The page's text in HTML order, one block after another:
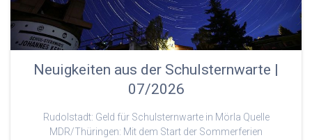
Neuigkeiten aus der Schulsternwarte |
07/2026
Rudolstadt: Geld für Schulsternwarte in Mörla Quelle
MDR/Thüringen: Mit dem Start der Sommerferien